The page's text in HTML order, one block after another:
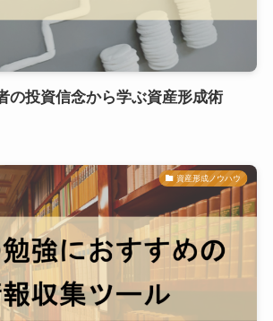
の投資信念から学ぶ資産形成術
資産形成ノウハウ